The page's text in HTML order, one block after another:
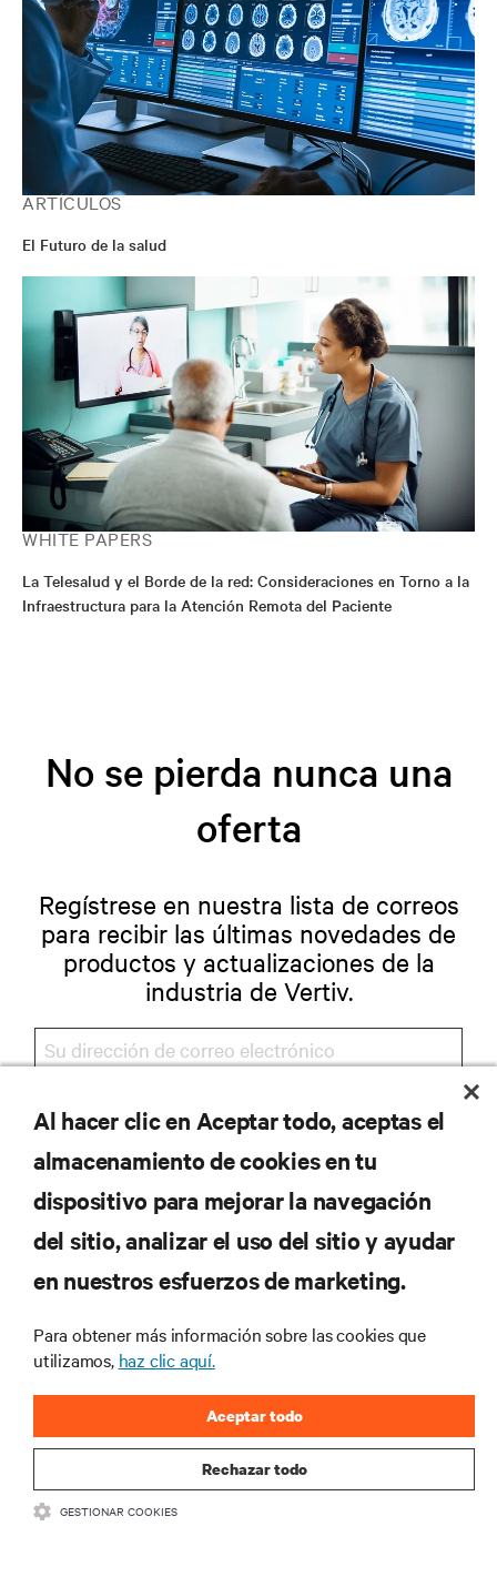
ARTÍCULOS
El Futuro de la salud
WHITE PAPERS
La Telesalud y el Borde de la red: Consideraciones en Torno a la
Infraestructura para la Atención Remota del Paciente
No se pierda nunca una
oferta
Regístrese en nuestra lista de correos
para recibir las últimas novedades de
productos y actualizaciones de la
industria de Vertiv.
REGISTRARSE
RECURSOS
CORPORATIVO
SÍGANOS
Al hacer clic en Aceptar todo, aceptas el
almacenamiento de cookies en tu
dispositivo para mejorar la navegación
del sitio, analizar el uso del sitio y ayudar
en nuestros esfuerzos de marketing.
Para obtener más información sobre las cookies que
utilizamos, haz clic aquí.
Rechazar todo
Aceptar todo
GESTIONAR COOKIES